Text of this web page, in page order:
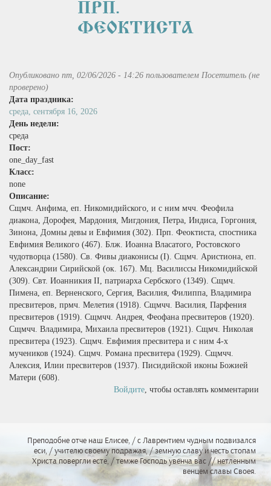
ПРП.
ФЕОКТИСТА
Опубликовано пт, 02/06/2026 - 14:26 пользователем Посетитель (не
проверено)
Дата праздника:
среда, сентября 16, 2026
День недели:
среда
Пост:
one_day_fast
Класс:
none
Описание:
Сщмч. Анфима, еп. Никомидийского, и с ним мчч. Феофила
диакона, Дорофея, Мардония, Мигдония, Петра, Индиса, Горгония,
Зинона, Домны девы и Евфимия (302). Прп. Феоктиста, спостника
Евфимия Великого (467). Блж. Иоанна Власатого, Ростовского
чудотворца (1580). Св. Фивы диаконисы (I). Сщмч. Аристиона, еп.
Александрии Сирийской (ок. 167). Мц. Василиссы Никомидийской
(309). Свт. Иоанникия II, патриарха Сербского (1349). Сщмч.
Пимена, еп. Верненского, Сергия, Василия, Филиппа, Владимира
пресвитеров, прмч. Мелетия (1918). Сщмчч. Василия, Парфения
пресвитеров (1919). Сщмчч. Андрея, Феофана пресвитеров (1920).
Сщмчч. Владимира, Михаила пресвитеров (1921). Сщмч. Николая
пресвитера (1923). Сщмч. Евфимия пресвитера и с ним 4‑х
мучеников (1924). Сщмч. Романа пресвитера (1929). Сщмчч.
Алексия, Илии пресвитеров (1937). Писидийской иконы Божией
Матери (608).
Войдите, чтобы оставлять комментарии
Преподобне отче наш Елисее, / с Лаврентием чудным подвизался
еси, / учителю своему подражая, / земную славу и честь стопам
Христа повергли есте, / темже Господь увенча вас // нетленным
венцем славы Своея.